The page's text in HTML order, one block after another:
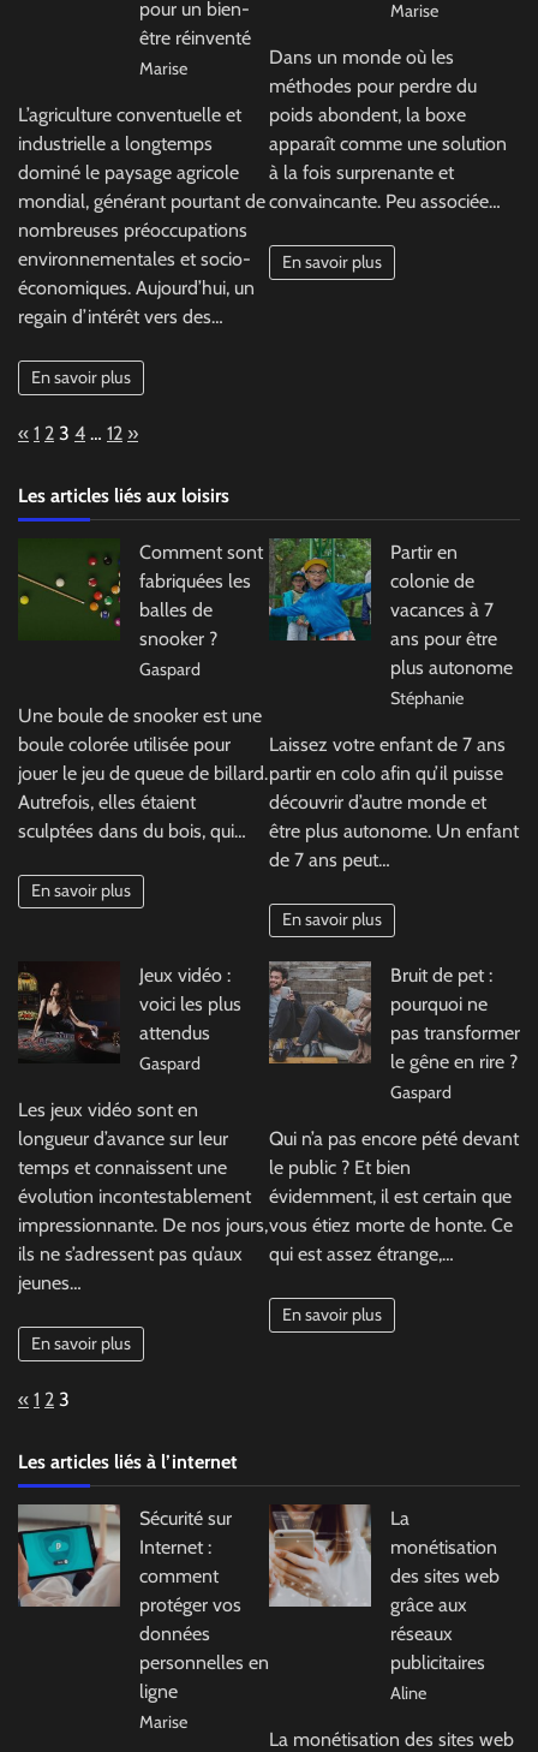
pour un bien-
être réinventé
Marise
L’agriculture conventuelle et
industrielle a longtemps
dominé le paysage agricole
mondial, générant pourtant de
nombreuses préoccupations
environnementales et socio-
économiques. Aujourd’hui, un
regain d’intérêt vers des…
En savoir plus
Marise
Dans un monde où les
méthodes pour perdre du
poids abondent, la boxe
apparaît comme une solution
à la fois surprenante et
convaincante. Peu associée…
En savoir plus
Page:
Previous
« 1 2 3 4 … 12 Next
»
Les articles liés aux loisirs
Comment sont
fabriquées les
balles de
snooker ?
Gaspard
Une boule de snooker est une
boule colorée utilisée pour
jouer le jeu de queue de billard.
Autrefois, elles étaient
sculptées dans du bois, qui…
En savoir plus
Partir en
colonie de
vacances à 7
ans pour être
plus autonome
Stéphanie
Laissez votre enfant de 7 ans
partir en colo afin qu’il puisse
découvrir d’autre monde et
être plus autonome. Un enfant
de 7 ans peut…
En savoir plus
Jeux vidéo :
voici les plus
attendus
Gaspard
Les jeux vidéo sont en
longueur d’avance sur leur
temps et connaissent une
évolution incontestablement
impressionnante. De nos jours,
ils ne s’adressent pas qu’aux
jeunes…
En savoir plus
Bruit de pet :
pourquoi ne
pas transformer
le gêne en rire ?
Gaspard
Qui n’a pas encore pété devant
le public ? Et bien
évidemment, il est certain que
vous étiez morte de honte. Ce
qui est assez étrange,…
En savoir plus
Page:
Previous
« 1 2 3
Les articles liés à l’internet
Sécurité sur
Internet :
comment
protéger vos
données
personnelles en
ligne
Marise
La
monétisation
des sites web
grâce aux
réseaux
publicitaires
Aline
La monétisation des sites web